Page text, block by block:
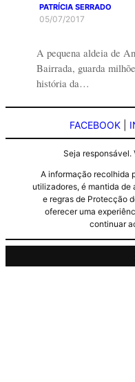
PATRÍCIA SERRADO
05/07/2017
A pequena aldeia de
Bairrada, guarda
história da…
FACEBOOK
Seja responsável.
A informação recolhida
utilizadores, é mantida
e regras de Protecção
oferecer uma
continuar